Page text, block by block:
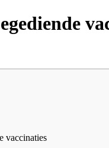
vaccinaties